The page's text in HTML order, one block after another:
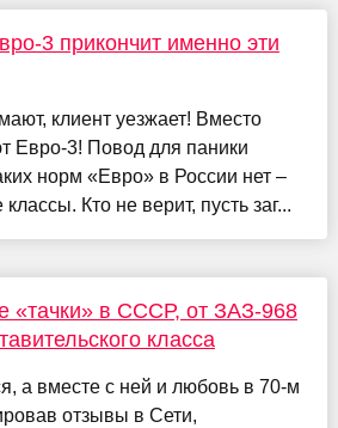
3 прикончит именно эти
клиент уезжает! Вместо
Евро-3! Повод для паники
норм «Евро» в России нет –
классы. Кто не верит, пусть заг...
«тачки» в СССР, от ЗАЗ-968
класса
а вместе с ней и любовь в 70-м
отзывы в Сети,